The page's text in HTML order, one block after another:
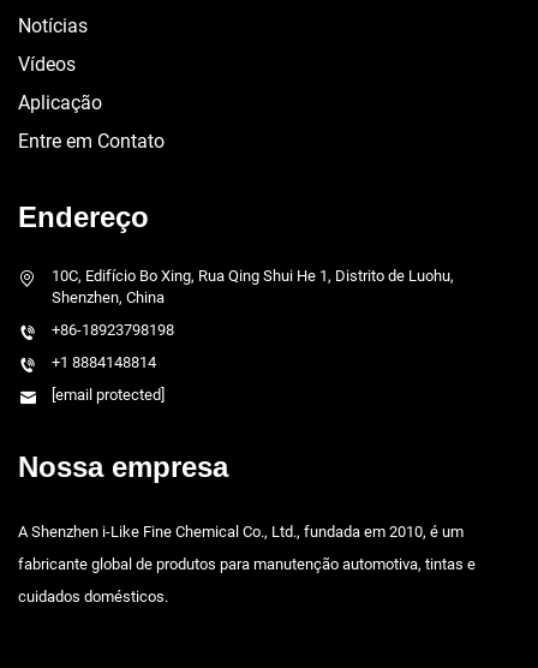
Notícias
Vídeos
Aplicação
Entre em Contato
Endereço
10C, Edifício Bo Xing, Rua Qing Shui He 1, Distrito de Luohu,
Shenzhen, China
+86-18923798198
+1 8884148814
[email protected]
Nossa empresa
A Shenzhen i-Like Fine Chemical Co., Ltd., fundada em 2010, é um
fabricante global de produtos para manutenção automotiva, tintas e
cuidados domésticos.